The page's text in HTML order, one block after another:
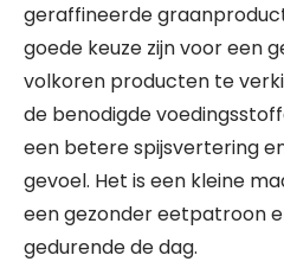
geraffineerde
goede keuze zijn voor een
volkoren producten te
de benodigde
een betere spijsvertering
gevoel. Het is een kleine
een gezonder eetpatroon
gedurende de dag.